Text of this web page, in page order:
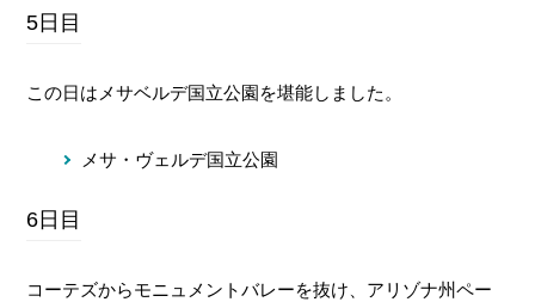
5日目
この日はメサベルデ国立公園を堪能しました。
メサ・ヴェルデ国立公園
6日目
コーテズからモニュメントバレーを抜け、アリゾナ州ペー